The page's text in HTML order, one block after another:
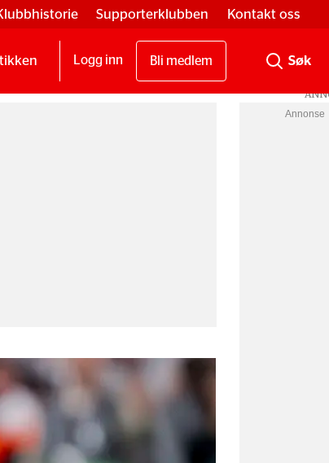
Supporterklubben Kontakt oss
Logg inn Bli medlem
Annonse